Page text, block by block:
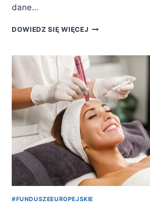
dane…
DOWIEDZ SIĘ WIĘCEJ OPIS
WPROWADZENIU
KRAJOWEGO
SYSTEMU
E-
FAKTUR
(KSEF)
–
AKTUALIZACJA
#FUNDUSZEEUROPEJSKIE